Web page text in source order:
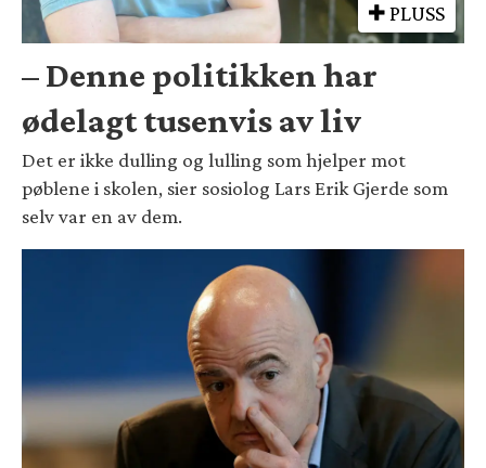
PLUSS
– Denne politikken har
ødelagt tusenvis av liv
Det er ikke dulling og lulling som hjelper mot
pøblene i skolen, sier sosiolog Lars Erik Gjerde som
selv var en av dem.